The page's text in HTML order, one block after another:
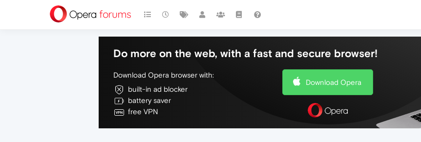
Do more on the web, with a fast and secure browser!
Download Opera browser with:
built-in ad blocker
battery saver
free VPN
Download Opera